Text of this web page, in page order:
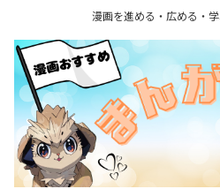
漫画を進める・広める・